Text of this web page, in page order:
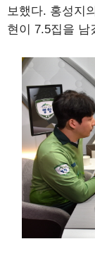
보했다. 홍성지
현이 7.5집을 남